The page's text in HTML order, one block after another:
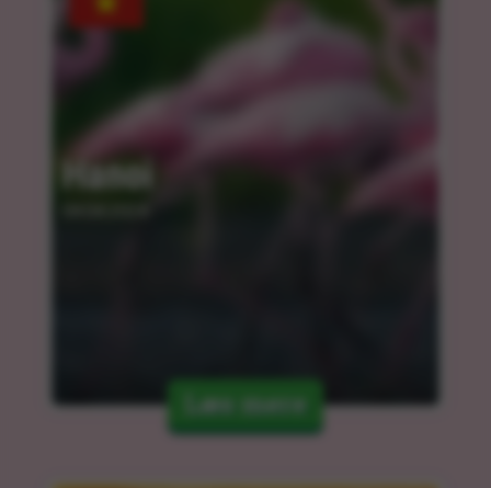
Hanoi
Læs mere